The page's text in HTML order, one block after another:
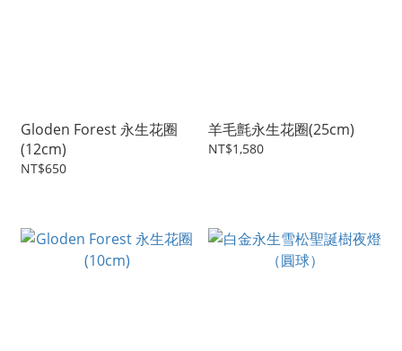
Gloden Forest 永生花圈
(12cm)
NT$650
羊毛氈永生花圈(25cm)
NT$1,580